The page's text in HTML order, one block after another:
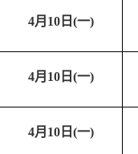
4月10日(一)
4月10日(一)
4月10日(一)